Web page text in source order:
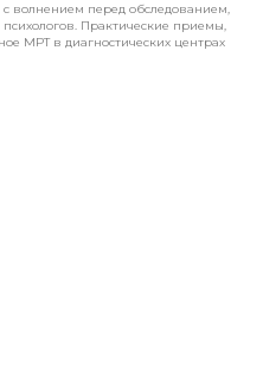
с волнением перед обследованием,
Практические приемы,
МРТ в диагностических центрах